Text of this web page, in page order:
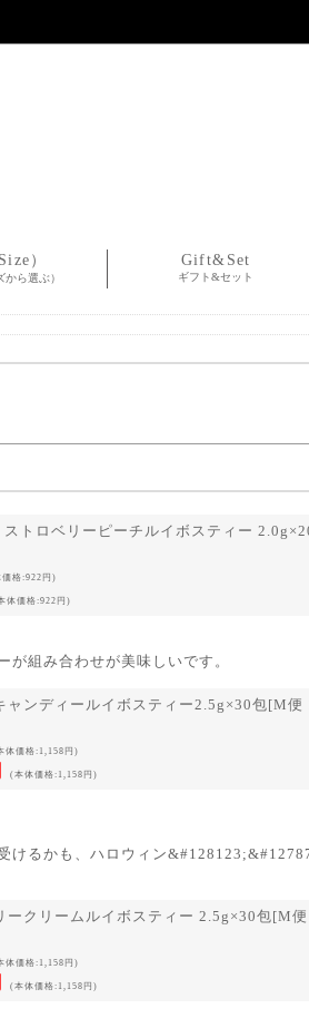
）
から選ぶ）
Gift&Set
ギフト&セット
ストロベリーピーチルイボスティー
価格:922円)
体価格:922円)
が組み合わせが美味しいです。
ャンディールイボスティー2.5g×30包[M便
体価格:1,158円)
(本体価格:1,158円)
けるかも、ハロウィン
ークリームルイボスティー 2.5g×30包[M
体価格:1,158円)
(本体価格:1,158円)